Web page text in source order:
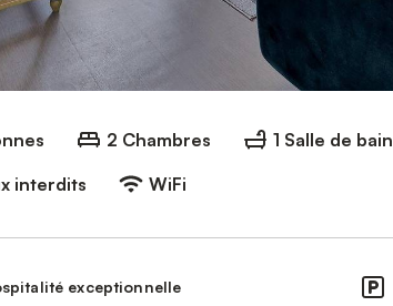
2 Chambres 1 Salle de bain
interdits
WiFi
exceptionnelle